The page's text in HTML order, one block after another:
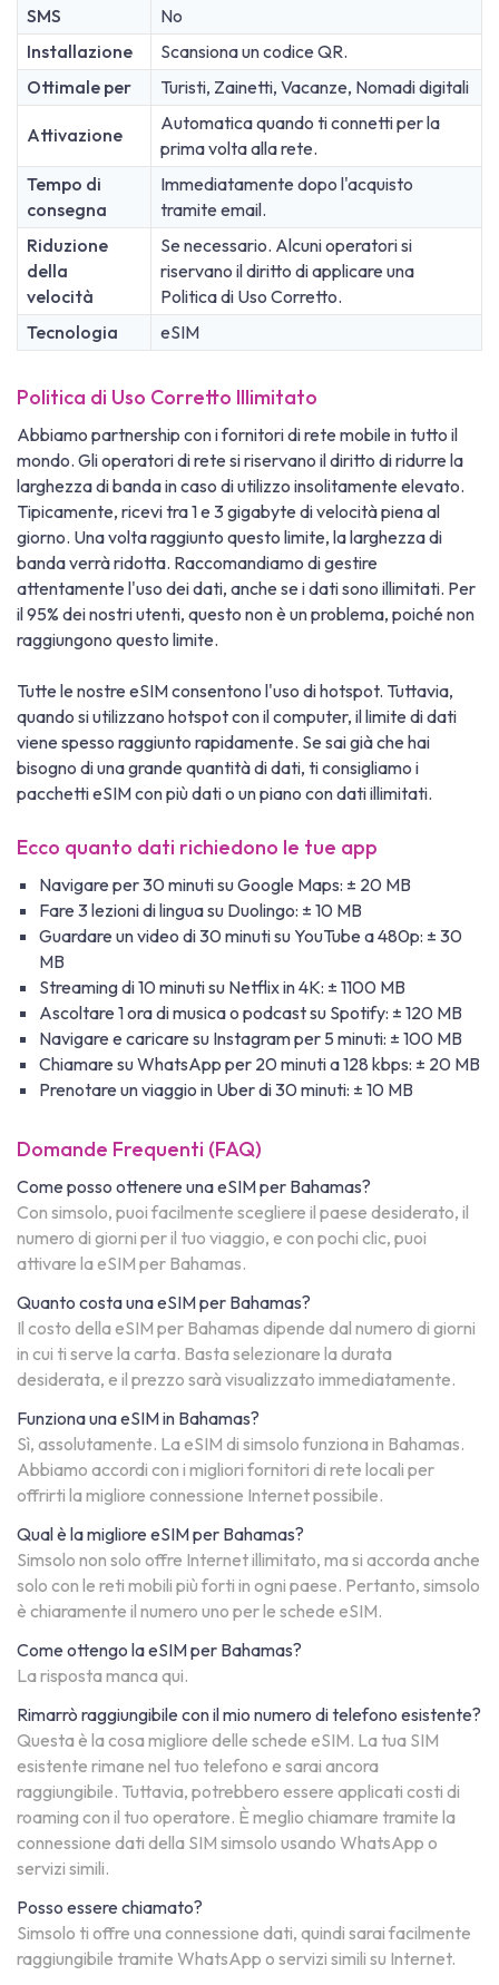
SMS
No
Installazione
Scansiona un codice QR.
Ottimale per
Turisti, Zainetti, Vacanze, Nomadi digitali
Attivazione
Automatica quando ti connetti per la
prima volta alla rete.
Tempo di
consegna
Immediatamente dopo l'acquisto
tramite email.
Riduzione
della
velocità
Se necessario. Alcuni operatori si
riservano il diritto di applicare una
Politica di Uso Corretto.
Tecnologia
eSIM
Politica di Uso Corretto Illimitato
Abbiamo partnership con i fornitori di rete mobile in tutto il
mondo. Gli operatori di rete si riservano il diritto di ridurre la
larghezza di banda in caso di utilizzo insolitamente elevato.
Tipicamente, ricevi tra 1 e 3 gigabyte di velocità piena al
giorno. Una volta raggiunto questo limite, la larghezza di
banda verrà ridotta. Raccomandiamo di gestire
attentamente l'uso dei dati, anche se i dati sono illimitati. Per
il 95% dei nostri utenti, questo non è un problema, poiché non
raggiungono questo limite.
Tutte le nostre eSIM consentono l'uso di hotspot. Tuttavia,
quando si utilizzano hotspot con il computer, il limite di dati
viene spesso raggiunto rapidamente. Se sai già che hai
bisogno di una grande quantità di dati, ti consigliamo i
pacchetti eSIM con più dati o un piano con dati illimitati.
Ecco quanto dati richiedono le tue app
Navigare per 30 minuti su Google Maps: ± 20 MB
Fare 3 lezioni di lingua su Duolingo: ± 10 MB
Guardare un video di 30 minuti su YouTube a 480p: ± 30
MB
Streaming di 10 minuti su Netflix in 4K: ± 1100 MB
Ascoltare 1 ora di musica o podcast su Spotify: ± 120 MB
Navigare e caricare su Instagram per 5 minuti: ± 100 MB
Chiamare su WhatsApp per 20 minuti a 128 kbps: ± 20 MB
Prenotare un viaggio in Uber di 30 minuti: ± 10 MB
Domande Frequenti (FAQ)
Come posso ottenere una eSIM per Bahamas?
Con simsolo, puoi facilmente scegliere il paese desiderato, il
numero di giorni per il tuo viaggio, e con pochi clic, puoi
attivare la eSIM per Bahamas.
Quanto costa una eSIM per Bahamas?
Il costo della eSIM per Bahamas dipende dal numero di giorni
in cui ti serve la carta. Basta selezionare la durata
desiderata, e il prezzo sarà visualizzato immediatamente.
Funziona una eSIM in Bahamas?
Sì, assolutamente. La eSIM di simsolo funziona in Bahamas.
Abbiamo accordi con i migliori fornitori di rete locali per
offrirti la migliore connessione Internet possibile.
Qual è la migliore eSIM per Bahamas?
Simsolo non solo offre Internet illimitato, ma si accorda anche
solo con le reti mobili più forti in ogni paese. Pertanto, simsolo
è chiaramente il numero uno per le schede eSIM.
Come ottengo la eSIM per Bahamas?
La risposta manca qui.
Rimarrò raggiungibile con il mio numero di telefono esistente?
Questa è la cosa migliore delle schede eSIM. La tua SIM
esistente rimane nel tuo telefono e sarai ancora
raggiungibile. Tuttavia, potrebbero essere applicati costi di
roaming con il tuo operatore. È meglio chiamare tramite la
connessione dati della SIM simsolo usando WhatsApp o
servizi simili.
Posso essere chiamato?
Simsolo ti offre una connessione dati, quindi sarai facilmente
raggiungibile tramite WhatsApp o servizi simili su Internet.